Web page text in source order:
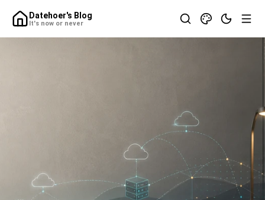
Datehoer's Blog
It's now or never